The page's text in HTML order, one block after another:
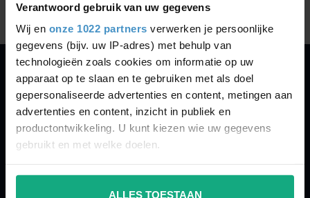
Verantwoord gebruik van uw gegevens
Wij en onze 1022 partners verwerken je persoonlijke
gegevens (bijv. uw IP-adres) met behulp van
technologieën zoals cookies om informatie op uw
apparaat op te slaan en te gebruiken met als doel
gepersonaliseerde advertenties en content, metingen aan
advertenties en content, inzicht in publiek en
productontwikkeling. U kunt kiezen wie uw gegevens
gebruikt en met welke doelen.
Als u het toestaat, willen we ook graag:
ALLES TOESTAAN
PERFECTLIGHTS
Gegevens:
Kruisbeeldsraat 72
9220 Hamme